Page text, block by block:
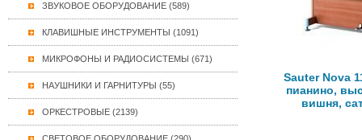
ЗВУКОВОЕ ОБОРУДОВАНИЕ (589)
КЛАВИШНЫЕ ИНСТРУМЕНТЫ (1091)
МИКРОФОНЫ И РАДИОСИСТЕМЫ (671)
НАУШНИКИ И ГАРНИТУРЫ (55)
ОРКЕСТРОВЫЕ (2139)
Sauter Nova
пианино,
вишня,